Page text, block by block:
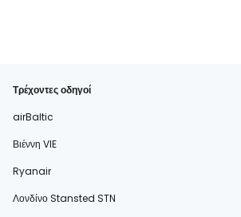
Τρέχοντες οδηγοί
airBaltic
Βιέννη VIE
Ryanair
Λονδίνο Stansted STN